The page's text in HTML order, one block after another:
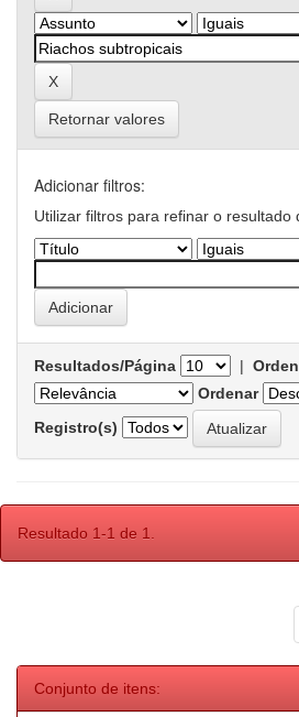
Retornar valores
Adicionar filtros:
Utilizar filtros para refinar o resultado
Resultados/Página |
Ordenar
Registro(s)
Resultado 1-1 de 1.
Conjunto de itens: